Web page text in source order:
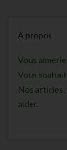
A propos
Vous
Vous
Nos
aider.